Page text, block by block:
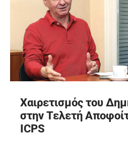
Χαιρετισμός του
στην Τελετή
ICPS